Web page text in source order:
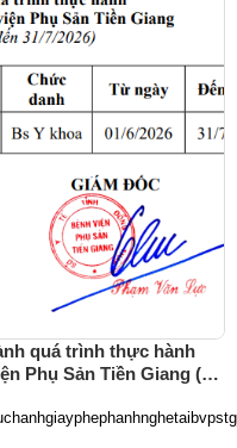
quá trình thực hành
Phụ Sản Tiền Giang (Từ